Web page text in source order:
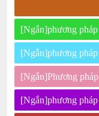
[Ngắn]phương
[Ngắn]phương
[Ngắn]Phương
[Ngắn]phương